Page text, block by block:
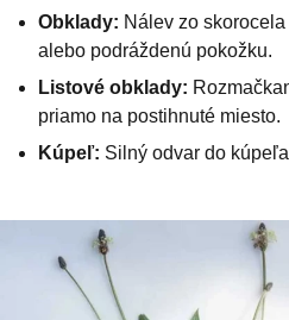
Obklady: Nálev zo
alebo podráždenú pokožku.
Listové obklady:
priamo na postihnuté miesto.
Kúpeľ: Silný odvar do